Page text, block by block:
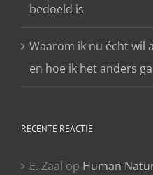
bedoeld is
Waarom ik nu écht wil
en hoe ik het anders
RECENTE REACTIE
E. Zaal op Human